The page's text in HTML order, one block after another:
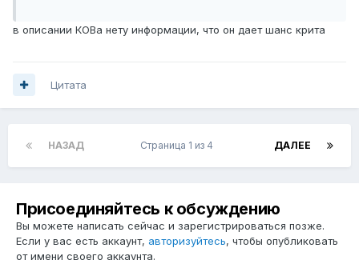
в описании КОВа нету информации, что он дает шанс крита
Цитата
НАЗАД ДАЛЕЕ
Страница 1 из 4
Присоединяйтесь к обсуждению
Вы можете написать сейчас и зарегистрироваться позже.
Если у вас есть аккаунт, авторизуйтесь, чтобы опубликовать
от имени своего аккаунта.